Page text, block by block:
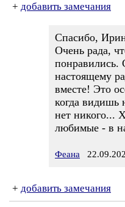
+ добавить замечания
Спасибо,
Очень рада,
понравились.
настоящему
вместе! Это
когда видишь
нет никого...
любимые - в
Феана
+ добавить замечания